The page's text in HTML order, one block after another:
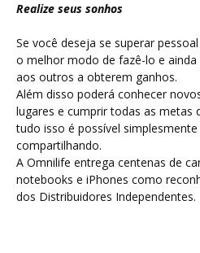
Realize seus sonhos
Se você deseja se superar
o melhor modo de fazê-lo e
aos outros a obterem ganhos.
Além disso poderá conhecer
lugares e cumprir todas as metas
tudo isso é possível
compartilhando.
A Omnilife entrega centenas de
notebooks e iPhones como
dos Distribuidores Independentes.